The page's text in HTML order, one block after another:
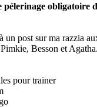
un post sur ma razzia
Besson et
pour trainer